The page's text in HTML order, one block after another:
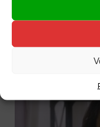
freelance <Retour
management
freelance pour
Facebook ? Notre